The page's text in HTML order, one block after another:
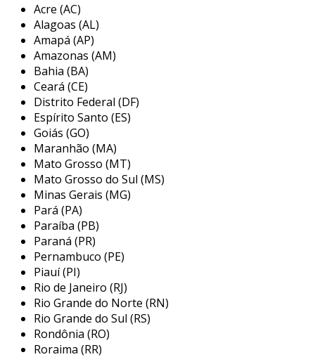
ideais para uma variedade de aplicações. dentre
estas, destacam-se:
alta resistência química
poroso resiste a diversos produtos
químicos, o que aumenta sua durabilidade.
leveza: a leveza do material facilita o
manuseio e a instalação dos filtros.
configurações personalizáveis
ser fabricados em diferentes formas e
tamanhos, adaptando-se a necessidades
específicas.
baixa obstrução
minimiza a obstrução, permitindo maior
fluxo de fluidos.
essas características tornam os elementos
filtrantes de plástico poroso ideais para setores
como farmacêutico, químico e alimentício.
vantagens da filtração com plástico
Acre (AC)
Alagoas (AL)
Amapá (AP)
Amazonas (AM)
Bahia (BA)
Ceará (CE)
Distrito Federal (DF)
Espírito Santo (ES)
Goiás (GO)
Maranhão (MA)
Mato Grosso (MT)
Mato Grosso do Sul (MS)
Minas Gerais (MG)
Pará (PA)
Paraíba (PB)
Paraná (PR)
Pernambuco (PE)
Piauí (PI)
Rio de Janeiro (RJ)
Rio Grande do Norte (RN)
Rio Grande do Sul (RS)
Rondônia (RO)
Roraima (RR)